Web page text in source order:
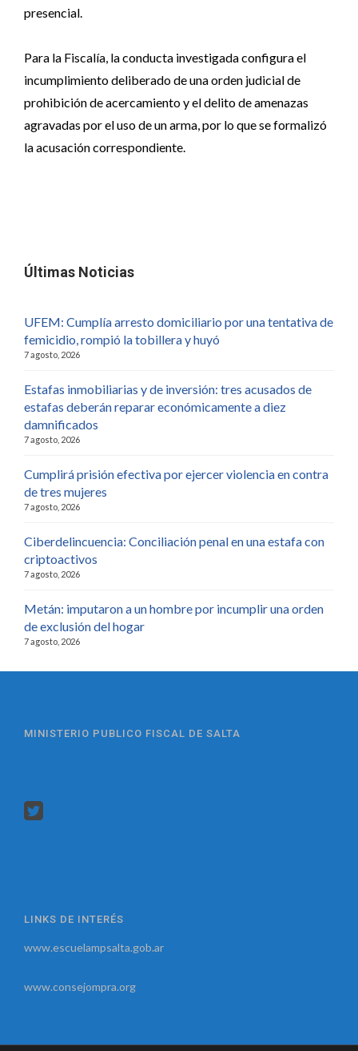
presencial.
Para la Fiscalía, la conducta investigada configura el
incumplimiento deliberado de una orden judicial de
prohibición de acercamiento y el delito de amenazas
agravadas por el uso de un arma, por lo que se formalizó
la acusación correspondiente.
Últimas Noticias
UFEM: Cumplía arresto domiciliario por una tentativa de
femicidio, rompió la tobillera y huyó
7 agosto, 2026
Estafas inmobiliarias y de inversión: tres acusados de
estafas deberán reparar económicamente a diez
damnificados
7 agosto, 2026
Cumplirá prisión efectiva por ejercer violencia en contra
de tres mujeres
7 agosto, 2026
Ciberdelincuencia: Conciliación penal en una estafa con
criptoactivos
7 agosto, 2026
Metán: imputaron a un hombre por incumplir una orden
de exclusión del hogar
7 agosto, 2026
MINISTERIO PUBLICO FISCAL DE SALTA
LINKS DE INTERÉS
www.escuelampsalta.gob.ar
www.consejompra.org